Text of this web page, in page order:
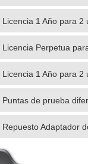
Licencia 1 Año para 2
Licencia Perpetua
Licencia 1 Año para 2
Puntas de prueba
Repuesto Adaptador